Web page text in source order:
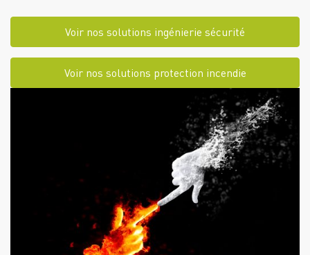
Voir nos solutions ingénierie sécurité
Voir nos solutions protection incendie